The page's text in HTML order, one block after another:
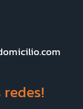
redes!